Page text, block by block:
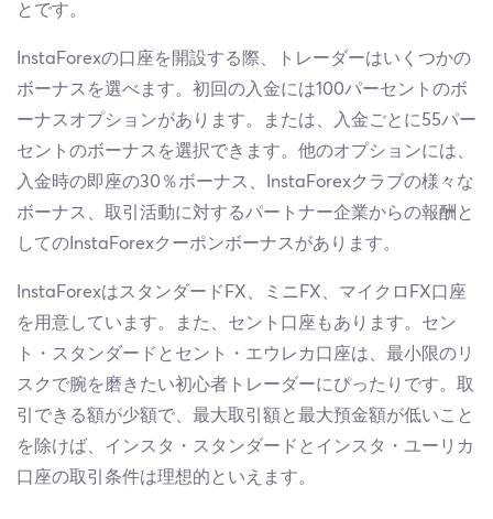
とです。
InstaForexの口座を開設する際、トレーダーはいくつかの
ボーナスを選べます。初回の入金には100パーセントのボ
ーナスオプションがあります。または、入金ごとに55パー
セントのボーナスを選択できます。他のオプションには、
入金時の即座の30％ボーナス、InstaForexクラブの様々な
ボーナス、取引活動に対するパートナー企業からの報酬と
してのInstaForexクーポンボーナスがあります。
InstaForexはスタンダードFX、ミニFX、マイクロFX口座
を用意しています。また、セント口座もあります。セン
ト・スタンダードとセント・エウレカ口座は、最小限のリ
スクで腕を磨きたい初心者トレーダーにぴったりです。取
引できる額が少額で、最大取引額と最大預金額が低いこと
を除けば、インスタ・スタンダードとインスタ・ユーリカ
口座の取引条件は理想的といえます。